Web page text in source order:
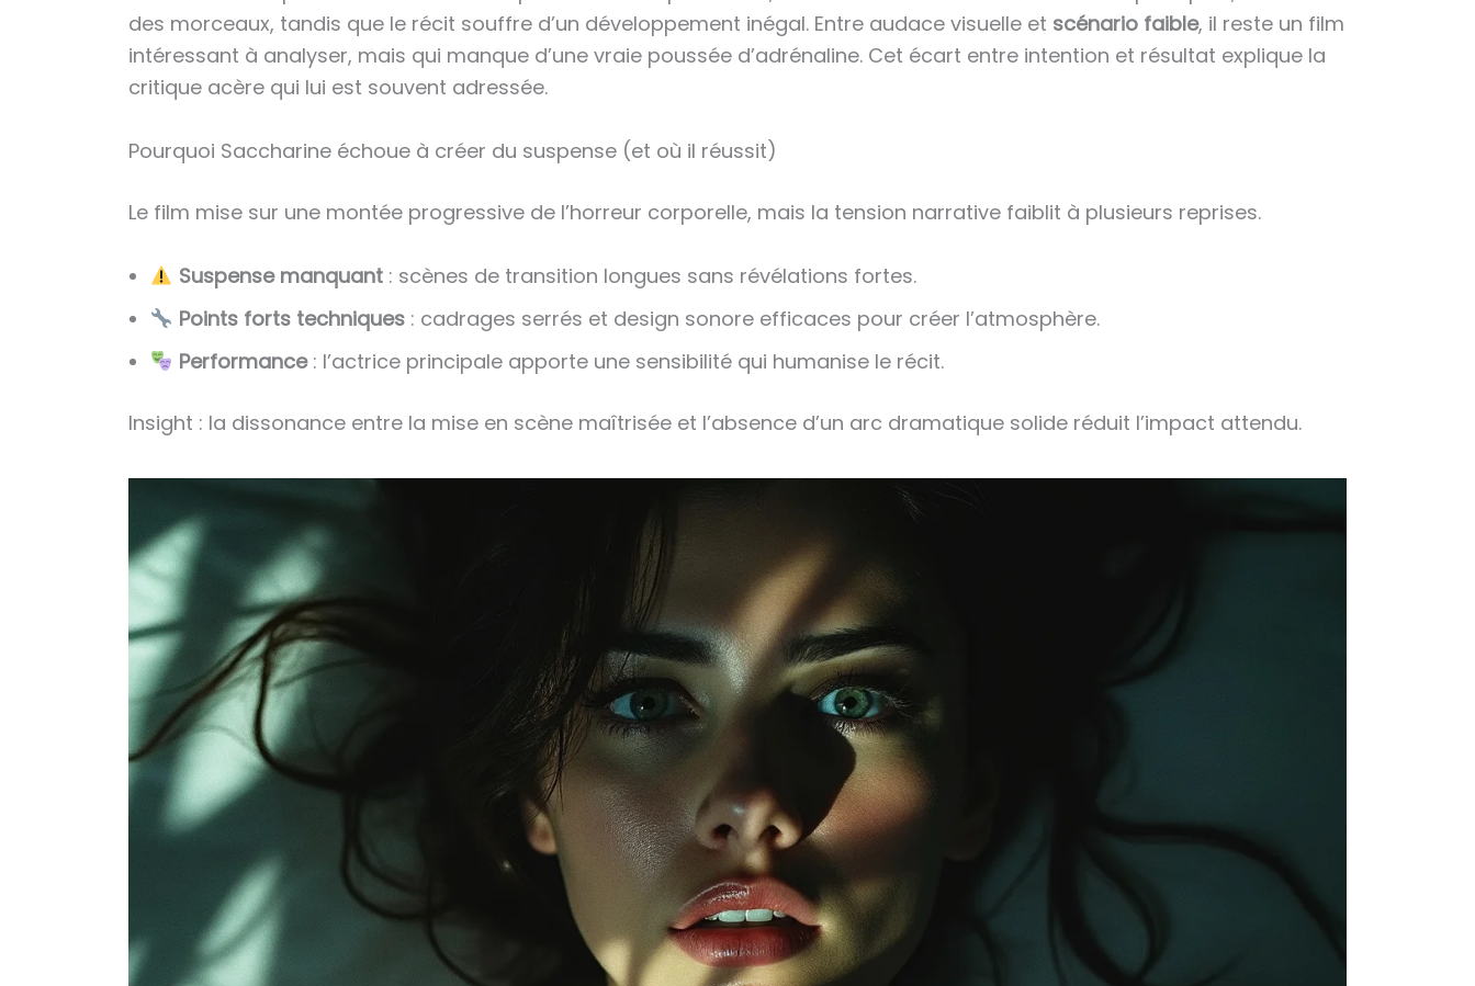
des morceaux, tandis que le récit souffre d’un développement inégal. Entre audace visuelle et scénario faible, il reste un film
intéressant à analyser, mais qui manque d’une vraie poussée d’adrénaline. Cet écart entre intention et résultat explique la
critique acère qui lui est souvent adressée.
Pourquoi Saccharine échoue à créer du suspense (et où il réussit)
Le film mise sur une montée progressive de l’horreur corporelle, mais la tension narrative faiblit à plusieurs reprises.
Suspense manquant: scènes de transition longues sans révélations fortes.
Points forts techniques: cadrages serrés et design sonore efficaces pour créer l’atmosphère.
Performance: l’actrice principale apporte une sensibilité qui humanise le récit.
Insight : la dissonance entre la mise en scène maîtrisée et l’absence d’un arc dramatique solide réduit l’impact attendu.